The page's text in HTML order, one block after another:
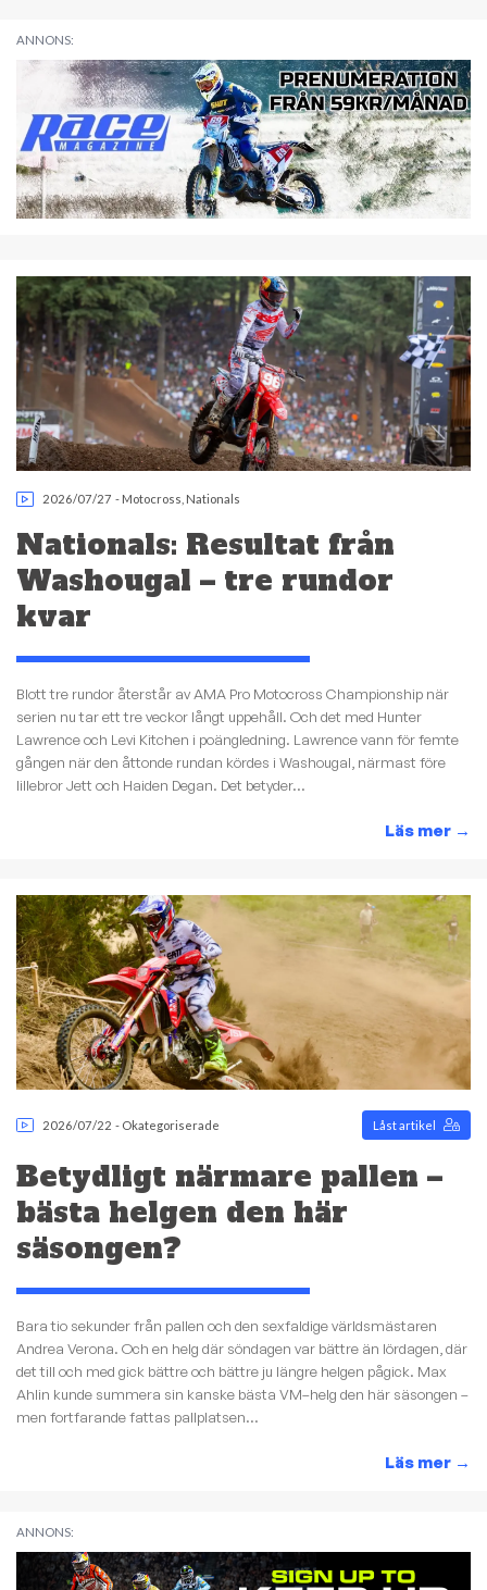
ANNONS:
2026/07/27 - Motocross Nationals
Nationals: Resultat från
Washougal – tre rundor
kvar
Blott tre rundor återstår av AMA Pro Motocross Championship när
serien nu tar ett tre veckor långt uppehåll. Och det med Hunter
Lawrence och Levi Kitchen i poängledning. Lawrence vann för femte
gången när den åttonde rundan kördes i Washougal, närmast före
lillebror Jett och Haiden Degan. Det betyder...
Läs mer →
2026/07/22 - Okategoriserade Låst artikel
Betydligt närmare pallen –
bästa helgen den här
säsongen?
Bara tio sekunder från pallen och den sexfaldige världsmästaren
Andrea Verona. Och en helg där söndagen var bättre än lördagen, där
det till och med gick bättre och bättre ju längre helgen pågick. Max
Ahlin kunde summera sin kanske bästa VM–helg den här säsongen –
men fortfarande fattas pallplatsen...
Läs mer →
ANNONS: